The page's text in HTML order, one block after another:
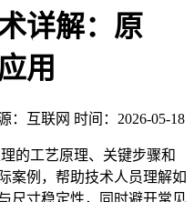
详解：原
用
：互联网 时间：2026-05-18
的工艺原理、关键步骤和
案例，帮助技术人员理解如
尺寸稳定性，同时避开常见